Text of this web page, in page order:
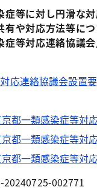
症等に対し円滑な
有や対応方法等に
症等対応連絡協議
応連絡協議会設置
都一類感染症等対
都一類感染症等対
都一類感染症等対
002771